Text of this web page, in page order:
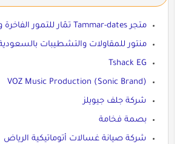
متجر Tammar-dates تمّار للتمور الفاخرة و الضيافة
منتور للمقاولات والتشطيبات بالسعودية
Tshack EG
VOZ Music Production (Sonic Brand)
شركة جلف جيويلز
بصمة فخامة
شركة صيانة غسالات أتوماتيكية الرياض